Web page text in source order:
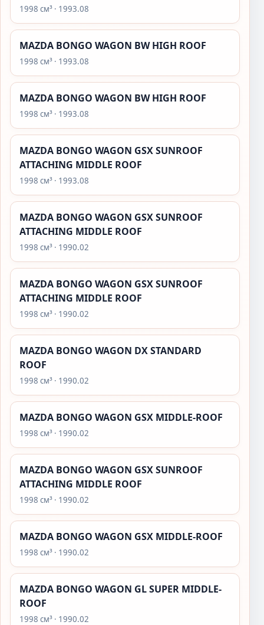
1998 см³ · 1993.08
MAZDA BONGO WAGON BW HIGH ROOF
1998 см³ · 1993.08
MAZDA BONGO WAGON BW HIGH ROOF
1998 см³ · 1993.08
MAZDA BONGO WAGON GSX SUNROOF
ATTACHING MIDDLE ROOF
1998 см³ · 1993.08
MAZDA BONGO WAGON GSX SUNROOF
ATTACHING MIDDLE ROOF
1998 см³ · 1990.02
MAZDA BONGO WAGON GSX SUNROOF
ATTACHING MIDDLE ROOF
1998 см³ · 1990.02
MAZDA BONGO WAGON DX STANDARD
ROOF
1998 см³ · 1990.02
MAZDA BONGO WAGON GSX MIDDLE-ROOF
1998 см³ · 1990.02
MAZDA BONGO WAGON GSX SUNROOF
ATTACHING MIDDLE ROOF
1998 см³ · 1990.02
MAZDA BONGO WAGON GSX MIDDLE-ROOF
1998 см³ · 1990.02
MAZDA BONGO WAGON GL SUPER MIDDLE-
ROOF
1998 см³ · 1990.02